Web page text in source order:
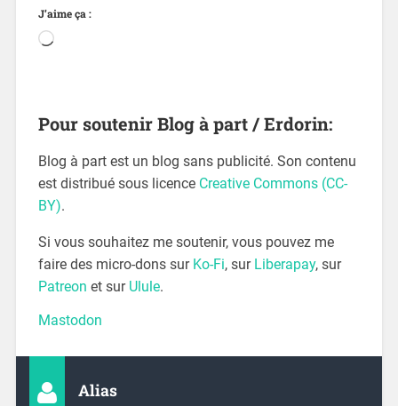
J’aime ça :
Pour soutenir Blog à part / Erdorin:
Blog à part est un blog sans publicité. Son contenu
est distribué sous licence Creative Commons (CC-
BY).
Si vous souhaitez me soutenir, vous pouvez me
faire des micro-dons sur Ko-Fi, sur Liberapay, sur
Patreon et sur Ulule.
Mastodon
Alias